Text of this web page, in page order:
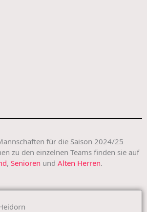
für die Saison 2024/25
zu den einzelnen Teams finden sie auf
, Senioren und Alten Herren.